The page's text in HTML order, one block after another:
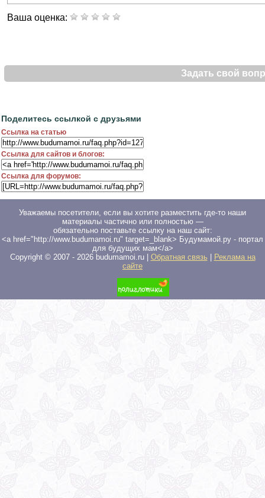
Ваша оценка:
Задать свой
Поделитесь ссылкой с друзьями
Ссылка на статью
Ссылка для сайтов и блогов:
Ссылка для форумов:
Уважаемы посетители, если вы хотите разместить где-то наши
материалы частично или полностью —
обязательно поставьте ссылку на наш сайт:
<a href="http://www.budumamoi.ru" target=_blank> Будумамой.ру - портал
для будущих мам</a>
Copyright © 2007 - 2026budumamoi.ru | Обратная связь
Реклама на
сайте